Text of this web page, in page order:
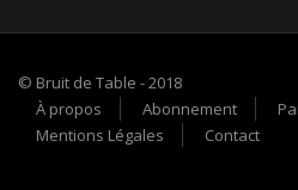
© Bruit de Table - 2018
À propos
Abonnement
Mentions Légales
Contact